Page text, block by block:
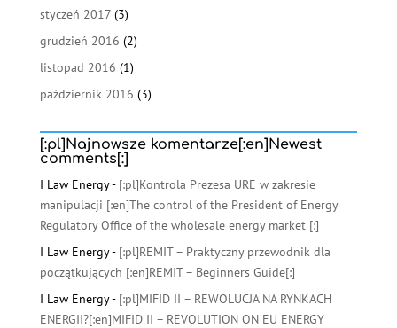
styczeń 2017(3)
grudzień 2016 (2)
listopad 2016 (1)
październik 2016 (3)
[:pl]Najnowsze komentarze[:en]Newest
comments[:]
I Law Energy- [:pl]Kontrola Prezesa URE w zakresie
manipulacji [:en]The control of the President of Energy
Regulatory Office of the wholesale energy market [:]
I Law Energy- [:pl]REMIT – Praktyczny przewodnik dla
początkujących [:en]REMIT – Beginners Guide[:]
I Law Energy- [:pl]MIFID II – REWOLUCJA NA RYNKACH
ENERGII?[:en]MIFID II – REVOLUTION ON EU ENERGY